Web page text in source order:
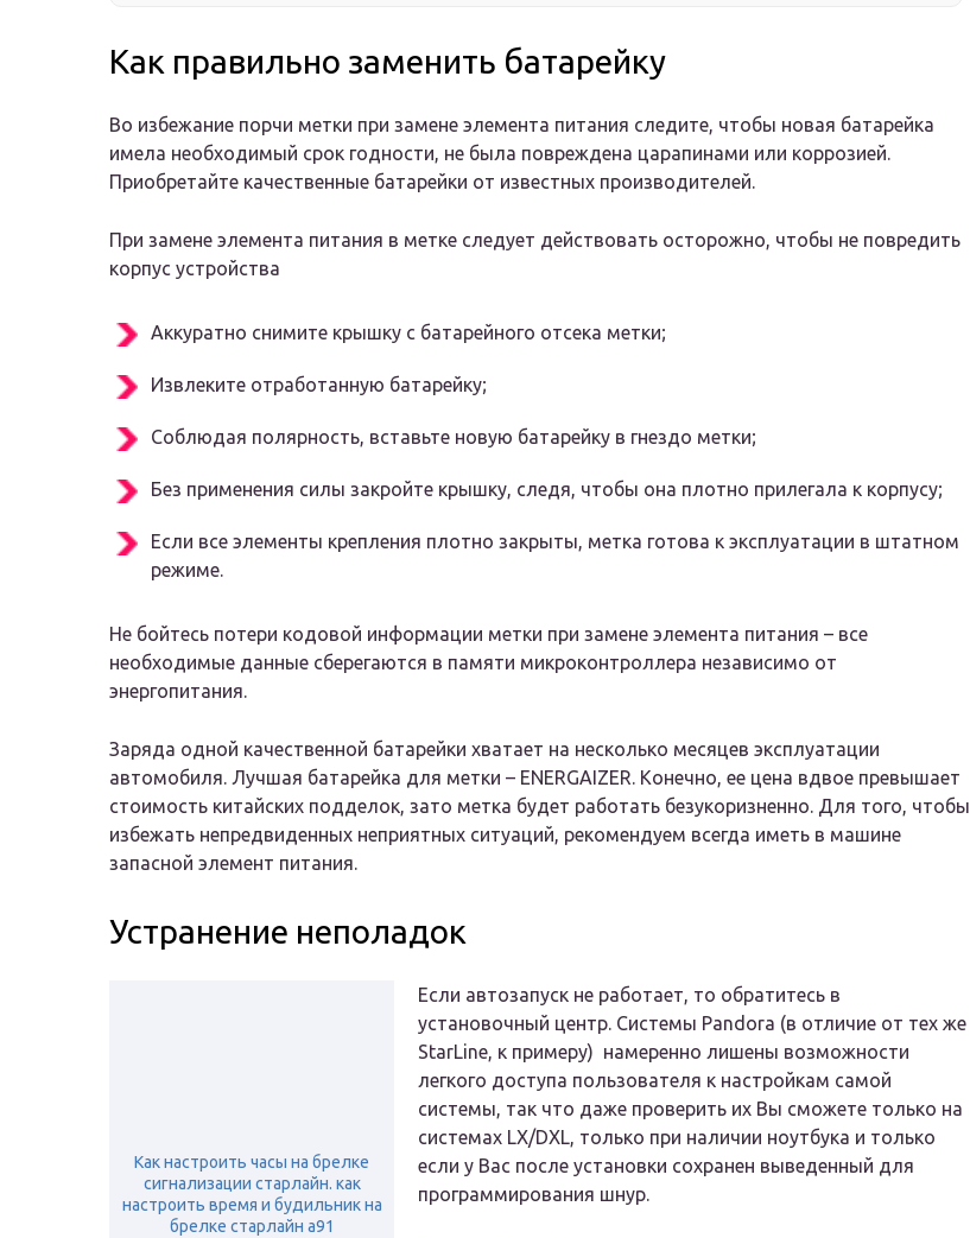
Как правильно заменить батарейку
Во избежание порчи метки при замене элемента питания следите, чтобы новая батарейка
имела необходимый срок годности, не была повреждена царапинами или коррозией.
Приобретайте качественные батарейки от известных производителей.
При замене элемента питания в метке следует действовать осторожно, чтобы не повредить
корпус устройства
Аккуратно снимите крышку с батарейного отсека метки;
Извлеките отработанную батарейку;
Соблюдая полярность, вставьте новую батарейку в гнездо метки;
Без применения силы закройте крышку, следя, чтобы она плотно прилегала к корпусу;
Если все элементы крепления плотно закрыты, метка готова к эксплуатации в штатном
режиме.
Не бойтесь потери кодовой информации метки при замене элемента питания – все
необходимые данные сберегаются в памяти микроконтроллера независимо от
энергопитания.
Заряда одной качественной батарейки хватает на несколько месяцев эксплуатации
автомобиля. Лучшая батарейка для метки – ENERGAIZER. Конечно, ее цена вдвое превышает
стоимость китайских подделок, зато метка будет работать безукоризненно. Для того, чтобы
избежать непредвиденных неприятных ситуаций, рекомендуем всегда иметь в машине
запасной элемент питания.
Устранение неполадок
Как настроить часы на брелке
сигнализации старлайн. как
настроить время и будильник на
брелке старлайн a91
Если автозапуск не работает, то обратитесь в
установочный центр. Системы Pandora (в отличие от тех же
StarLine, к примеру) намеренно лишены возможности
легкого доступа пользователя к настройкам самой
системы, так что даже проверить их Вы сможете только на
системах LX/DXL, только при наличии ноутбука и только
если у Вас после установки сохранен выведенный для
программирования шнур.